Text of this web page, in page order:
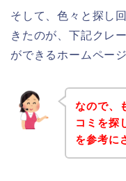
そして、色々と探し
きたのが、下記クレ
ができるホームペー
なので、
コミを探
を参考に